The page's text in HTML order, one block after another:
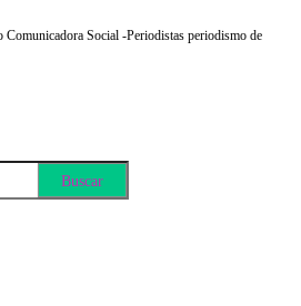
Social -Periodistas periodismo de